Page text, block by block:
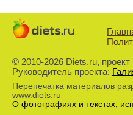
© 2010-2026 Diets.ru, проект
Руководитель проекта:
Перепечатка материалов
www.diets.ru
О фотографиях и текстах,